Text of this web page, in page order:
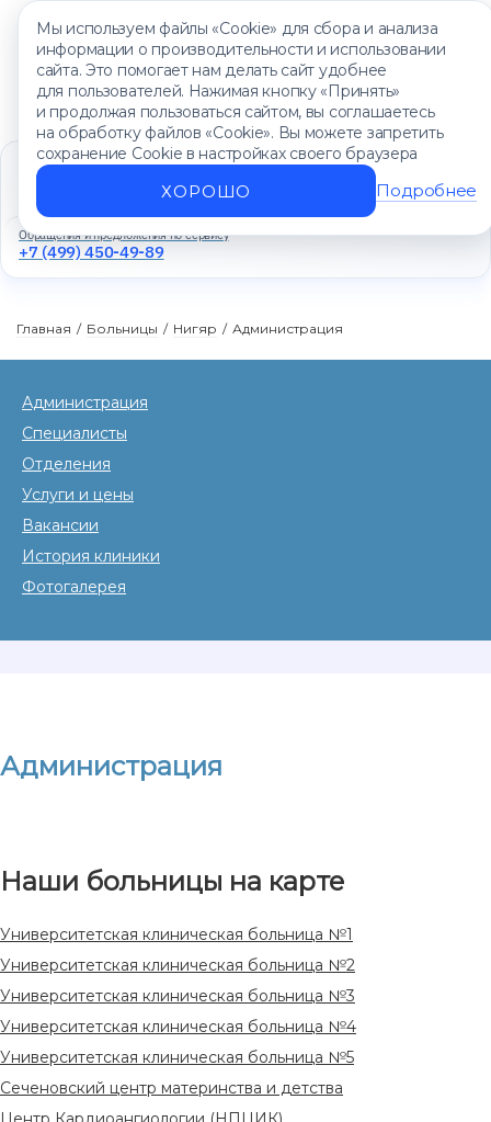
Мы используем файлы «Cookie» для сбора и анализа
информации о производительности и использовании
сайта. Это помогает нам делать сайт удобнее
для пользователей. Нажимая кнопку «Принять»
и продолжая пользоваться сайтом, вы соглашаетесь
на обработку файлов «Cookie». Вы можете запретить
сохранение Cookie в настройках своего браузера
ХОРОШО Подробнее
Единый контакт-центр
+7 (499) 450-88-89
Ежедневно с 8:00 до 20:00
Обращения и предложения по сервису
+7 (499) 450-49-89
Главная / Больницы / Нигяр / Администрация
Администрация
Наши больницы на карте
Университетская клиническая больница №1
Университетская клиническая больница №2
Университетская клиническая больница №3
Университетская клиническая больница №4
Университетская клиническая больница №5
Сеченовский центр материнства и детства
Администрация
Специалисты
Отделения
Услуги и цены
Вакансии
История клиники
Фотогалерея